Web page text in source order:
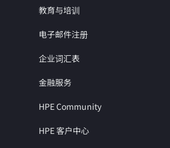
教育与培训
电子邮件注册
企业词汇表
金融服务
HPE Community
HPE 客户中心